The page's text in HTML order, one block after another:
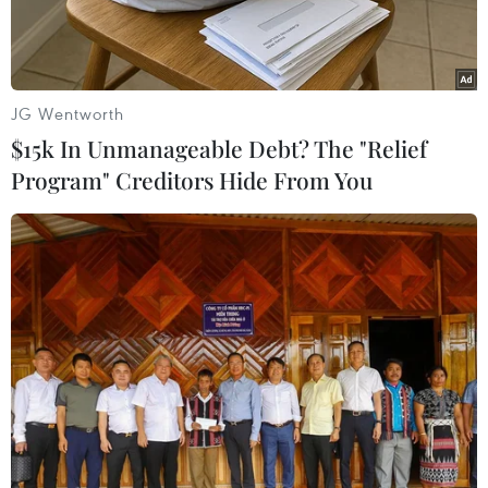
Lực lượng an ninh Sri Lanka điều tra tại hiện trường vụ nổ xe tải
bên ngoài nhà thờ St. Anthony ở thủ đô Colombo ngày 22/4.
(Ảnh: AFP/TTXVN)
AFP đưa tin tin, Ngoại trưởng Mỹ Mike Pompeo
ngày 22/4 cam kết rằng Mỹ sẽ tiếp tục chiến đấu
với "khủng bố Hồi giáo cực đoan" sau các vụ tấn
JG Wentworth
$15k In Unmanageable Debt? The "Relief
Program" Creditors Hide From You